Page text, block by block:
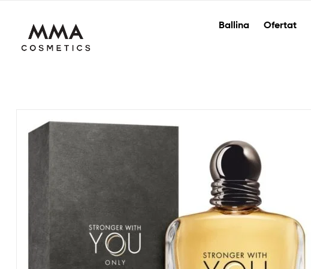
Ballina Ofertat